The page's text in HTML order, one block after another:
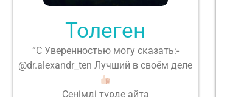
Толеген
“С Уверенностью могу сказать:-
@dr.alexandr_ten Лучший в своём деле
Сенімді түрде айта